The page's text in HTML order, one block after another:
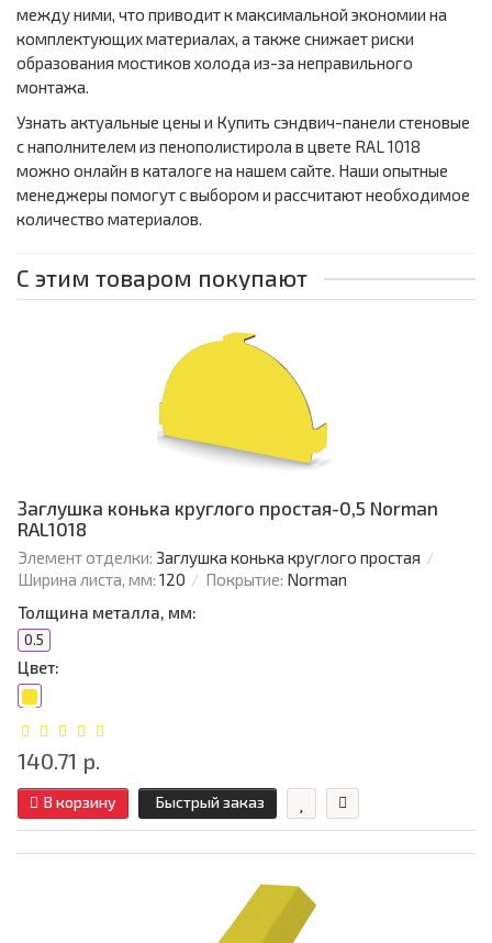
между ними, что приводит к максимальной экономии на
комплектующих материалах, а также снижает риски
образования мостиков холода из-за неправильного
монтажа.
Узнать актуальные цены и Купить сэндвич-панели стеновые
с наполнителем из пенополистирола в цвете RAL 1018
можно онлайн в каталоге на нашем сайте. Наши опытные
менеджеры помогут с выбором и рассчитают необходимое
количество материалов.
С этим товаром покупают
Заглушка конька круглого простая-0,5 Norman
RAL1018
Элемент отделки: Заглушка конька круглого простая
Ширина листа, мм: 120 Покрытие: Norman
Толщина металла, мм:
0.5
Цвет:
140.71 р.
В корзину Быстрый заказ